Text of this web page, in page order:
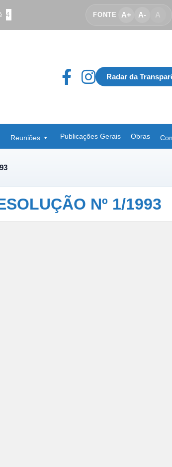
4 FONTE A+ A- A
Radar da
Reuniões Publicações Gerais Obras
Nº 1/1993